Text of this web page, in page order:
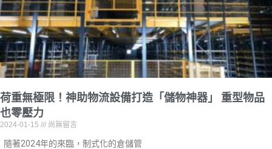
荷重無極限！神助物流設備打造「儲物神器」 重型物品
也零壓力
2024-01-15 尚無留言
隨著2024年的來臨，制式化的倉儲管